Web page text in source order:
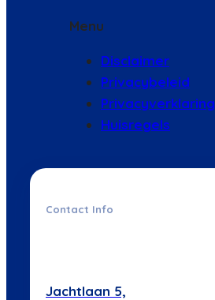
Menu
Disclaimer
Privacybeleid
Privacyverklaring
Huisregels
Contact Info
Jachtlaan 5,